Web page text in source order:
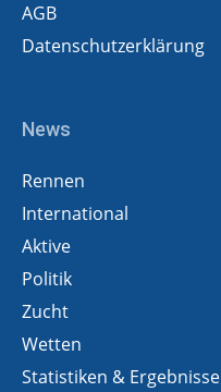
AGB
Datenschutzerklärung
News
Rennen
International
Aktive
Politik
Zucht
Wetten
Statistiken & Ergebnisse